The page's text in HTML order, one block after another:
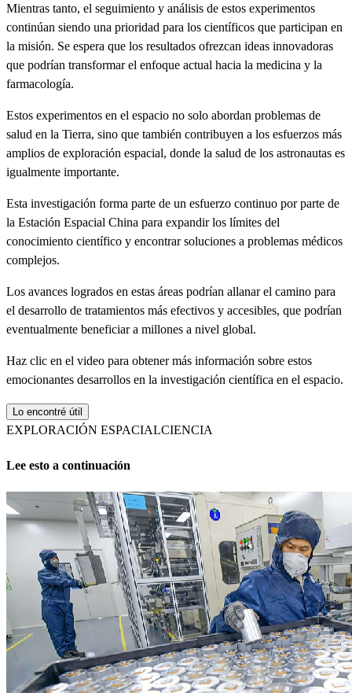
Mientras tanto, el seguimiento y análisis de estos experimentos
continúan siendo una prioridad para los científicos que participan en
la misión. Se espera que los resultados ofrezcan ideas innovadoras
que podrían transformar el enfoque actual hacia la medicina y la
farmacología.
Estos experimentos en el espacio no solo abordan problemas de
salud en la Tierra, sino que también contribuyen a los esfuerzos más
amplios de exploración espacial, donde la salud de los astronautas es
igualmente importante.
Esta investigación forma parte de un esfuerzo continuo por parte de
la Estación Espacial China para expandir los límites del
conocimiento científico y encontrar soluciones a problemas médicos
complejos.
Los avances logrados en estas áreas podrían allanar el camino para
el desarrollo de tratamientos más efectivos y accesibles, que podrían
eventualmente beneficiar a millones a nivel global.
Haz clic en el video para obtener más información sobre estos
emocionantes desarrollos en la investigación científica en el espacio.
Lo encontré útil
EXPLORACIÓN ESPACIALCIENCIA
Lee esto a continuación